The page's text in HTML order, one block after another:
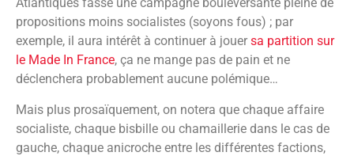
propositions moins socialistes (soyons fous) ; par
exemple, il aura intérêt à continuer à jouer sa partition sur
le Made In France, ça ne mange pas de pain et ne
déclenchera probablement aucune polémique…
Mais plus prosaïquement, on notera que chaque affaire
socialiste, chaque bisbille ou chamaillerie dans le cas de
gauche, chaque anicroche entre les différentes factions,